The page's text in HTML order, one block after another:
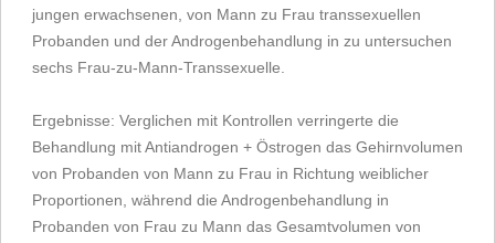
jungen erwachsenen, von Mann zu Frau transsexuellen
Probanden und der Androgenbehandlung in zu untersuchen
sechs Frau-zu-Mann-Transsexuelle.
Ergebnisse: Verglichen mit Kontrollen verringerte die
Behandlung mit Antiandrogen + Östrogen das Gehirnvolumen
von Probanden von Mann zu Frau in Richtung weiblicher
Proportionen, während die Androgenbehandlung in
Probanden von Frau zu Mann das Gesamtvolumen von